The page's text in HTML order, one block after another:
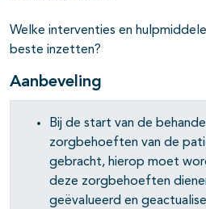
open- en dichtklappen
Welke interventies en
beste inzetten?
Aanbeveling
Bij de start van de
zorgbehoeften van de
gebracht, hierop moet
deze zorgbehoeften
geëvalueerd en